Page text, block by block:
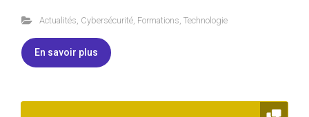
Actualités Cybersécurité, Formations Technologie
En savoir plus